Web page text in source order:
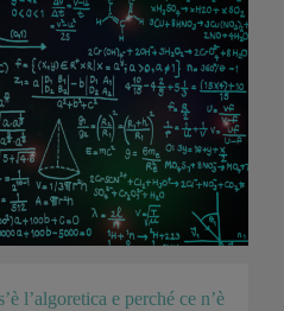
l’algoretica e perché ce n’è